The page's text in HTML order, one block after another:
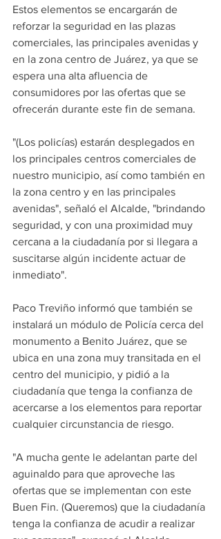
Estos elementos se encargarán de
reforzar la seguridad en las plazas
comerciales, las principales avenidas y
en la zona centro de Juárez, ya que se
espera una alta afluencia de
consumidores por las ofertas que se
ofrecerán durante este fin de semana.
"(Los policías) estarán desplegados en
los principales centros comerciales de
nuestro municipio, así como también en
la zona centro y en las principales
avenidas", señaló el Alcalde, "brindando
seguridad, y con una proximidad muy
cercana a la ciudadanía por si llegara a
suscitarse algún incidente actuar de
inmediato".
Paco Treviño informó que también se
instalará un módulo de Policía cerca del
monumento a Benito Juárez, que se
ubica en una zona muy transitada en el
centro del municipio, y pidió a la
ciudadanía que tenga la confianza de
acercarse a los elementos para reportar
cualquier circunstancia de riesgo.
"A mucha gente le adelantan parte del
aguinaldo para que aproveche las
ofertas que se implementan con este
Buen Fin. (Queremos) que la ciudadanía
tenga la confianza de acudir a realizar